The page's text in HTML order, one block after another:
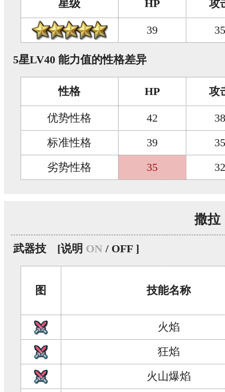
星级 HP 攻
39 35
5星LV40 能力值的性格差异
性格 HP 攻
优势性格 42
38
标准性格
39
35
劣势性格
35 32
撒拉
武器技 [说明 ON / OFF ]
图 技能名称
火焰
狂焰
火山爆焰